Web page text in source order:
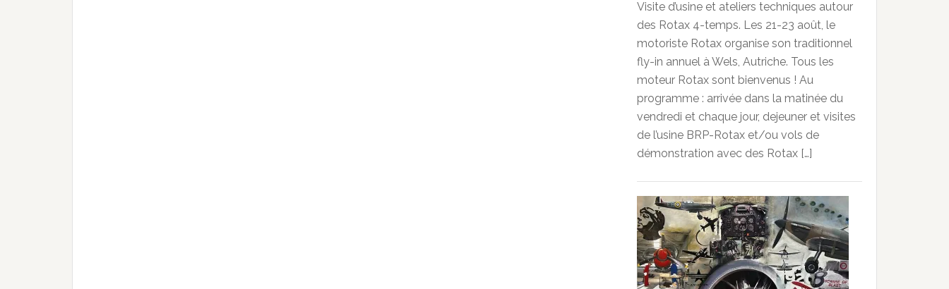
Visite d’usine et ateliers techniques autour
des Rotax 4-temps. Les 21-23 août, le
motoriste Rotax organise son traditionnel
fly-in annuel à Wels, Autriche. Tous les
moteur Rotax sont bienvenus ! Au
programme : arrivée dans la matinée du
vendredi et chaque jour, dejeuner et visites
de l’usine BRP-Rotax et/ou vols de
démonstration avec des Rotax […]